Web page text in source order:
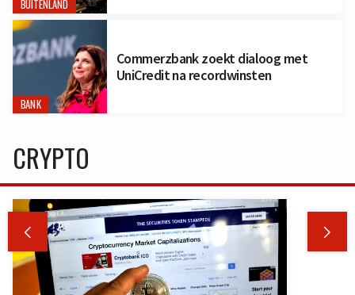
BUITENLAND
BANK
Commerzbank zoekt dialoog met
UniCredit na recordwinsten
CRYPTO
 